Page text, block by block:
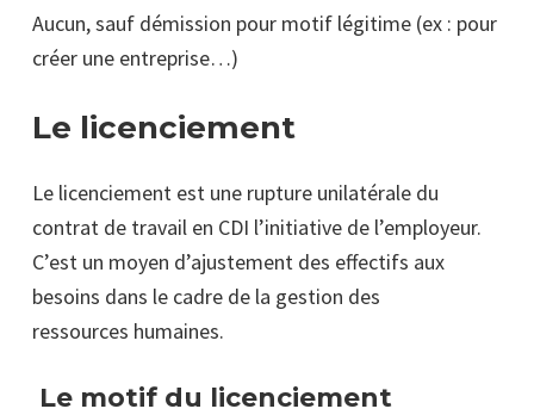
Aucun, sauf démission pour motif légitime (ex : pour
créer une entreprise…)
Le licenciement
Le licenciement est une rupture unilatérale du
contrat de travail en CDI l’initiative de l’employeur.
C’est un moyen d’ajustement des effectifs aux
besoins dans le cadre de la gestion des
ressources humaines.
Le motif du licenciement